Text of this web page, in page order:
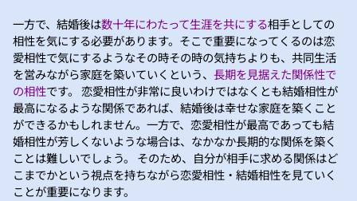
一方で、結婚後は数十年にわたって生涯を共にする相手としての
相性を気にする必要があります。そこで重要になってくるのは恋
愛相性で気にするようなその時その時の気持ちよりも、共同生活
を営みながら家庭を築いていくという、 長期を見据えた関係性で
の相性です。 恋愛相性が非常に良いわけではなくとも結婚相性が
最高になるような関係であれば、結婚後は幸せな家庭を築くこと
ができるかもしれません。一方で、恋愛相性が最高であっても結
婚相性が芳しくないような場合は、なかなか長期的な関係を築く
ことは難しいでしょう。 そのため、自分が相手に求める関係はど
こまでかという視点を持ちながら恋愛相性・結婚相性を見ていく
ことが重要になります。